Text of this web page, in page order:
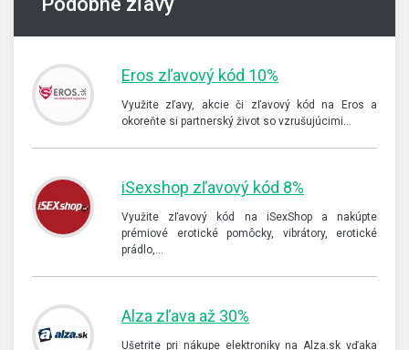
Eros zľavový kód 10%
Využite zľavy, akcie či zľavový kód na Eros a
okoreňte si partnerský život so vzrušujúcimi…
iSexshop zľavový kód 8%
Využite zľavový kód na iSexShop a nakúpte
prémiové erotické pomôcky, vibrátory, erotické
prádlo,…
Alza zľava až 30%
Ušetrite pri nákupe elektroniky na Alza.sk vďaka